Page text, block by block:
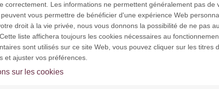
PERSONNELLES - PROTECTION
information personnelle n'est collectée à votre insu. Aucune
ce site sans révéler votre identité ou donner la moindre
seront traitées selon les dispositions légales
1978. Elles seront considérées comme non
d'un droit d'accès et de rectification des données vous
ou via le formulaire
correctement. Les informations ne permettent généralement pas de
vous permettre de bénéficier d'une expérience Web
droit à la vie privée, nous vous donnons la possibilité de ne pas
liste affichera toujours les cookies nécessaires au
sont utilisés sur ce site Web, vous pouvez cliquer sur les titres
et ajuster vos préférences.
sur les cookies